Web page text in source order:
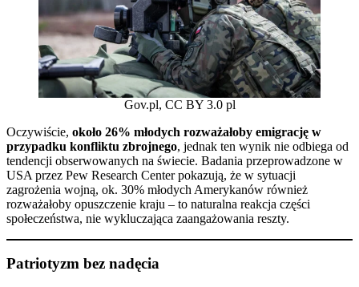
Gov.pl, CC BY 3.0 pl
Oczywiście, około 26% młodych rozważałoby emigrację w
przypadku konfliktu zbrojnego, jednak ten wynik nie odbiega od
tendencji obserwowanych na świecie. Badania przeprowadzone w
USA przez Pew Research Center pokazują, że w sytuacji
zagrożenia wojną, ok. 30% młodych Amerykanów również
rozważałoby opuszczenie kraju – to naturalna reakcja części
społeczeństwa, nie wykluczająca zaangażowania reszty.
Patriotyzm bez nadęcia